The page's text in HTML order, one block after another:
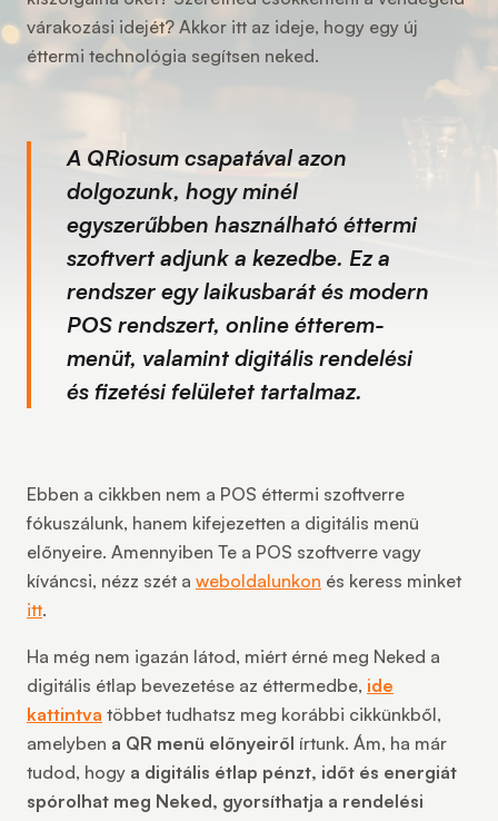
várakozási idejét? Akkor itt az ideje, hogy egy új
éttermi technológia segítsen neked.
A QRiosum csapatával azon
dolgozunk, hogy minél
egyszerűbben használható éttermi
szoftvert adjunk a kezedbe. Ez a
rendszer egy laikusbarát és modern
POS rendszert, online étterem-
menüt, valamint digitális rendelési
és fizetési felületet tartalmaz.
Ebben a cikkben nem a POS éttermi szoftverre
fókuszálunk, hanem kifejezetten a digitális menü
előnyeire. Amennyiben Te a POS szoftverre vagy
kíváncsi, nézz szét a weboldalunkon és keress minket
itt.
Ha még nem igazán látod, miért érné meg Neked a
digitális étlap bevezetése az éttermedbe, ide
kattintva többet tudhatsz meg korábbi cikkünkből,
amelyben a QR menü előnyeiről írtunk. Ám, ha már
tudod, hogy a digitális étlap pénzt, időt és energiát
spórolhat meg Neked, gyorsíthatja a rendelési